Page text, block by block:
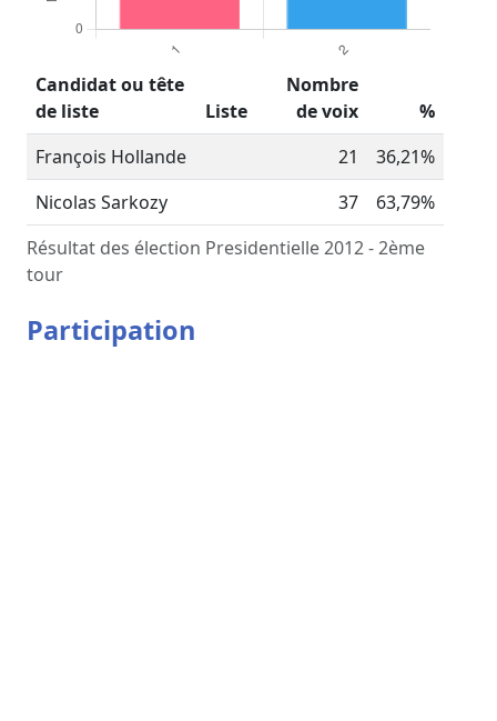
Résultat des élection Presidentielle 2012 - 2ème
tour
Candidat ou tête
de liste
Liste
Nombre
de voix
%
François Hollande
21
36,21%
Nicolas Sarkozy
37 63,79%
Participation